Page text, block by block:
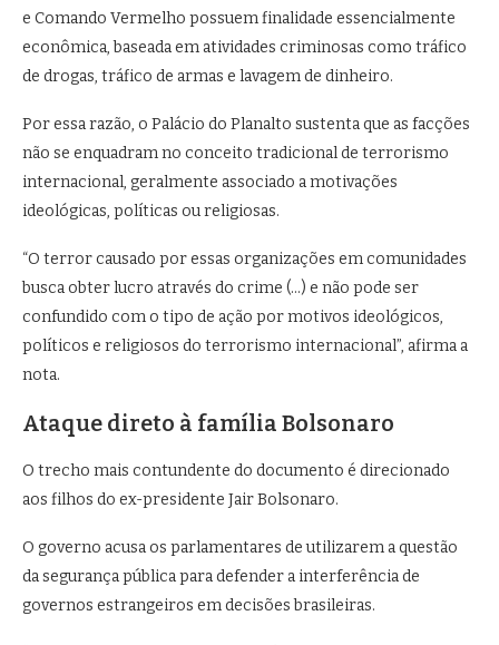
e Comando Vermelho possuem finalidade essencialmente
econômica, baseada em atividades criminosas como tráfico
de drogas, tráfico de armas e lavagem de dinheiro.
Por essa razão, o Palácio do Planalto sustenta que as facções
não se enquadram no conceito tradicional de terrorismo
internacional, geralmente associado a motivações
ideológicas, políticas ou religiosas.
“O terror causado por essas organizações em comunidades
busca obter lucro através do crime (…) e não pode ser
confundido com o tipo de ação por motivos ideológicos,
políticos e religiosos do terrorismo internacional”, afirma a
nota.
Ataque direto à família Bolsonaro
O trecho mais contundente do documento é direcionado
aos filhos do ex-presidente Jair Bolsonaro.
O governo acusa os parlamentares de utilizarem a questão
da segurança pública para defender a interferência de
governos estrangeiros em decisões brasileiras.